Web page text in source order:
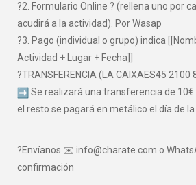
?2. Formulario Online ? (rellena uno por
acudirá a la actividad). Por Wasap
?3. Pago (individual o grupo) indica
Actividad + Lugar + Fecha]]
?TRANSFERENCIA (LA CAIXAES45
Se realizará una transferencia de 10€
el resto se pagará en metálico el día de
?Envíanos ✉️ info@charate.com o
confirmación